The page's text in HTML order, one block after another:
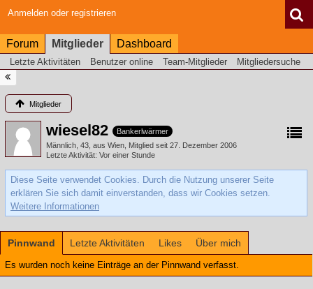
Anmelden oder registrieren
Forum Mitglieder Dashboard
Letzte Aktivitäten Benutzer online Team-Mitglieder Mitgliedersuche
Mitglieder
wiesel82
Bankerlwärmer
Männlich 43 aus Wien Mitglied seit 27. Dezember 2006
Letzte Aktivität Vor einer Stunde
Diese Seite verwendet Cookies. Durch die Nutzung unserer Seite
erklären Sie sich damit einverstanden, dass wir Cookies setzen.
Weitere Informationen
Pinnwand Letzte Aktivitäten Likes Über mich
Es wurden noch keine Einträge an der Pinnwand verfasst.